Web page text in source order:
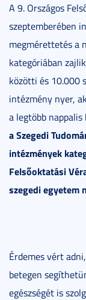
A 9. Országos
szeptemberében
megmérettetés a
kategóriában
közötti és 10.000
intézmény nyer,
a legtöbb
a Szegedi
intézmények
Felsőoktatási
szegedi egyetem
Érdemes vért
betegen
egészségét is